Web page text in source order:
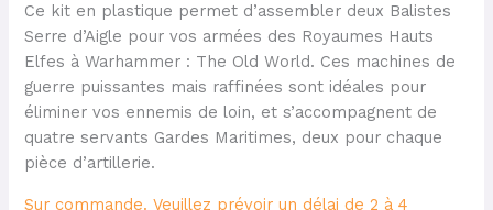
Ce kit en plastique permet d’assembler deux Balistes
Serre d’Aigle pour vos armées des Royaumes Hauts
Elfes à Warhammer : The Old World. Ces machines de
guerre puissantes mais raffinées sont idéales pour
éliminer vos ennemis de loin, et s’accompagnent de
quatre servants Gardes Maritimes, deux pour chaque
pièce d’artillerie.
Sur commande. Veuillez prévoir un délai de 2 à 4